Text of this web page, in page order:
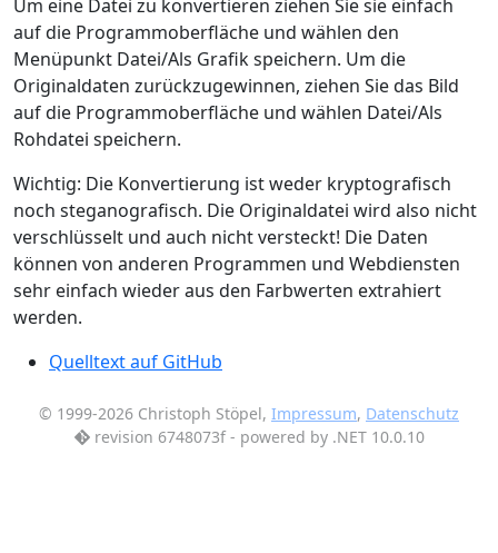
Um eine Datei zu konvertieren ziehen Sie sie einfach
auf die Programmoberfläche und wählen den
Menüpunkt Datei/Als Grafik speichern. Um die
Originaldaten zurückzugewinnen, ziehen Sie das Bild
auf die Programmoberfläche und wählen Datei/Als
Rohdatei speichern.
Wichtig: Die Konvertierung ist weder kryptografisch
noch steganografisch. Die Originaldatei wird also nicht
verschlüsselt und auch nicht versteckt! Die Daten
können von anderen Programmen und Webdiensten
sehr einfach wieder aus den Farbwerten extrahiert
werden.
Quelltext auf GitHub
© 1999-2026 Christoph Stöpel, Impressum, Datenschutz
revision 6748073f - powered by .NET 10.0.10